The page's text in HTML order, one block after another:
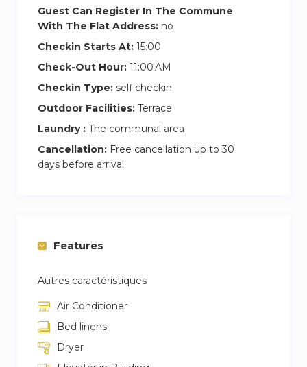
Estaremos encantados de ayudarles a organizar
todo lo necesario para que su estancia en la
ciudad sea inolvidable.
¡Esperamos darte la bienvenida pronto y que
disfrutes de tu estancia en este encantador
Guest Can Register In The Commune
With The Flat Address: no
Checkin Starts At: 15:00
Check-Out Hour: 11:00 AM
Checkin Type: self checkin
Outdoor Facilities: Terrace
Laundry : The communal area
Cancellation: Free cancellation up to 30
days before arrival
Features
Autres caractéristiques
Air Conditioner
Bed linens
Dryer